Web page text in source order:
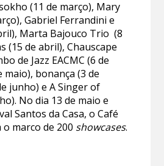
(11 de março), Mary
Gabriel Ferrandini e
Marta Bajouco Trio (8
(15 de abril), Chauscape
de Jazz EACMC (6 de
maio), bonança (3 de
junho) e A Singer of
No dia 13 de maio e
Santos da Casa, o Café
marco de 200 showcases.